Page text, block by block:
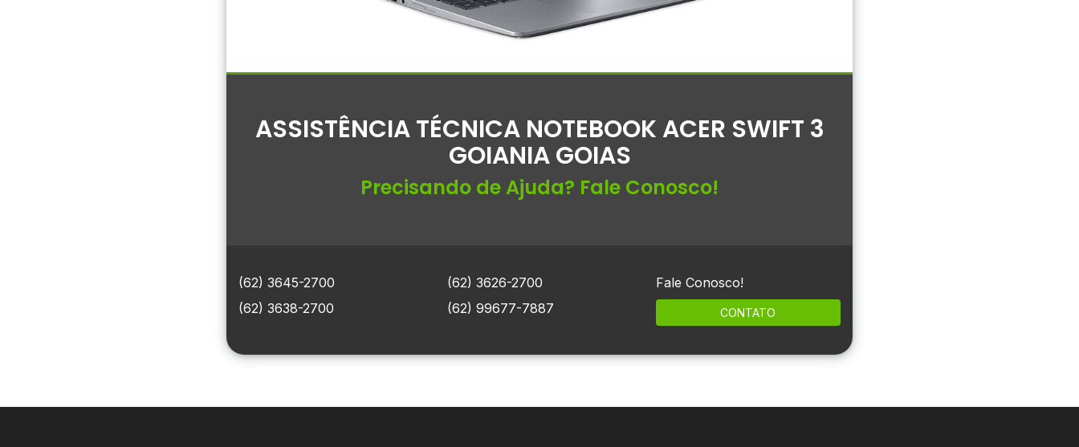
ASSISTÊNCIA TÉCNICA NOTEBOOK ACER SWIFT 3
GOIANIA GOIAS
Precisando de Ajuda? Fale Conosco!
(62) 3645-2700
(62) 3638-2700
(62) 3626-2700
(62) 99677-7887
Fale Conosco!
CONTATO